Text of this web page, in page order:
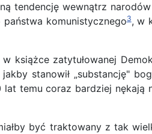
tendencję wewnątrz
komunistycznego3, w
książce zatytułowanej
stanowił „substancję"
temu coraz bardziej
być traktowany z tak